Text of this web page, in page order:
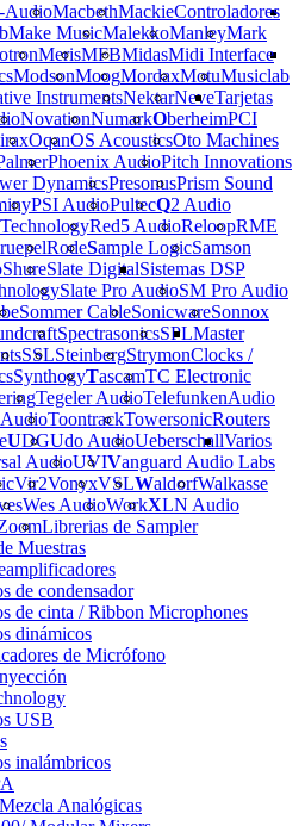
-AudioMacbethMackie
Make MusicMalekkoManleyMark
MerisMFBMidas
ModsonMoogMordaxMotuMusiclab
InstrumentsNektarNeve
NovationNumarkOberheim
OqanOS AcousticsOto Machines
Phoenix AudioPitch Innovations
DynamicsPresonusPrism Sound
PSI AudioPultecQ2 Audio
Red5 AudioReloopRME
RodeSample LogicSamson
ShureSlate Digital
Slate Pro AudioSM Pro Audio
Sommer CableSonicwareSonnox
SpectrasonicsSPL
SSLSteinbergStrymon
SynthogyTascamTC Electronic
Tegeler AudioTelefunken
ToontrackTowersonic
UDGUdo AudioUeberschall
AudioUVIVanguard Audio Labs
Vir2VonyxVSLWaldorfWalkasse
Wes AudioWorkXLN Audio
Controladores
Midi Interface
Tarjetas
PCI
Sistemas DSP
Master
Clocks /
Audio
Routers
Varios
Librerias de Sampler
Muestras
de condensador
de cinta / Ribbon Microphones
dinámicos
de Micrófono
USB
inalámbricos
Analógicas